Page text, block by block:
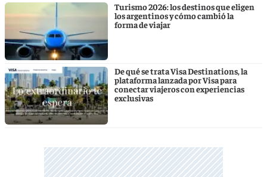
Turismo 2026: los destinos que eligen
los argentinos y cómo cambió la
forma de viajar
De qué se trata Visa Destinations, la
plataforma lanzada por Visa para
conectar viajeros con experiencias
exclusivas